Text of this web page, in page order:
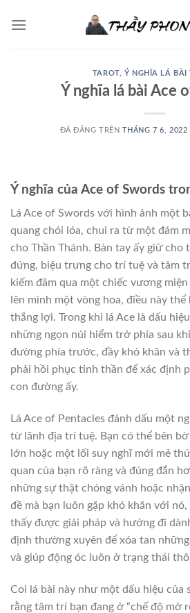
đến
TAROT, Ý NGHĨA LÁ BÀI
Ý nghĩa lá bài Ace
ĐÃ ĐĂNG TRÊN THÁNG 7 6, 2022
Ý nghĩa của Ace of Swords
Lá Ace of Swords với hình ảnh một
quang chói lóa, chui ra từ một đám
cho Thần Thánh. Bàn tay ấy giữ cho
đứng, biệu trưng cho trí tuệ và tâm
kiếm đâm qua một chiếc vương
lên mình một vòng hoa, điều này
thắng lợi. Trong khi lá Ace là dấu
những ngọn núi hiểm trở phía sau
đường phía trước, đầy khó khăn và
phải hồi phục tinh thần để xác định
con đường ấy.
Lá Ace of Pentacles đánh dấu một
từ lãnh địa trí tuệ. Bạn có thể bên
lớn hoặc một lối suy nghĩ mới mẻ
quan của bạn rõ ràng và đúng đắn
những sự thật chóng vánh hoặc
đề mà bạn luôn gặp khó khăn với
thấy được giải pháp và hướng đi
định thường xuyên để xóa tan
và giúp động óc luôn ở trạng thái
Coi lá bài này như một dấu hiệu của
rằng tâm trí bạn đang ở “chế độ mở